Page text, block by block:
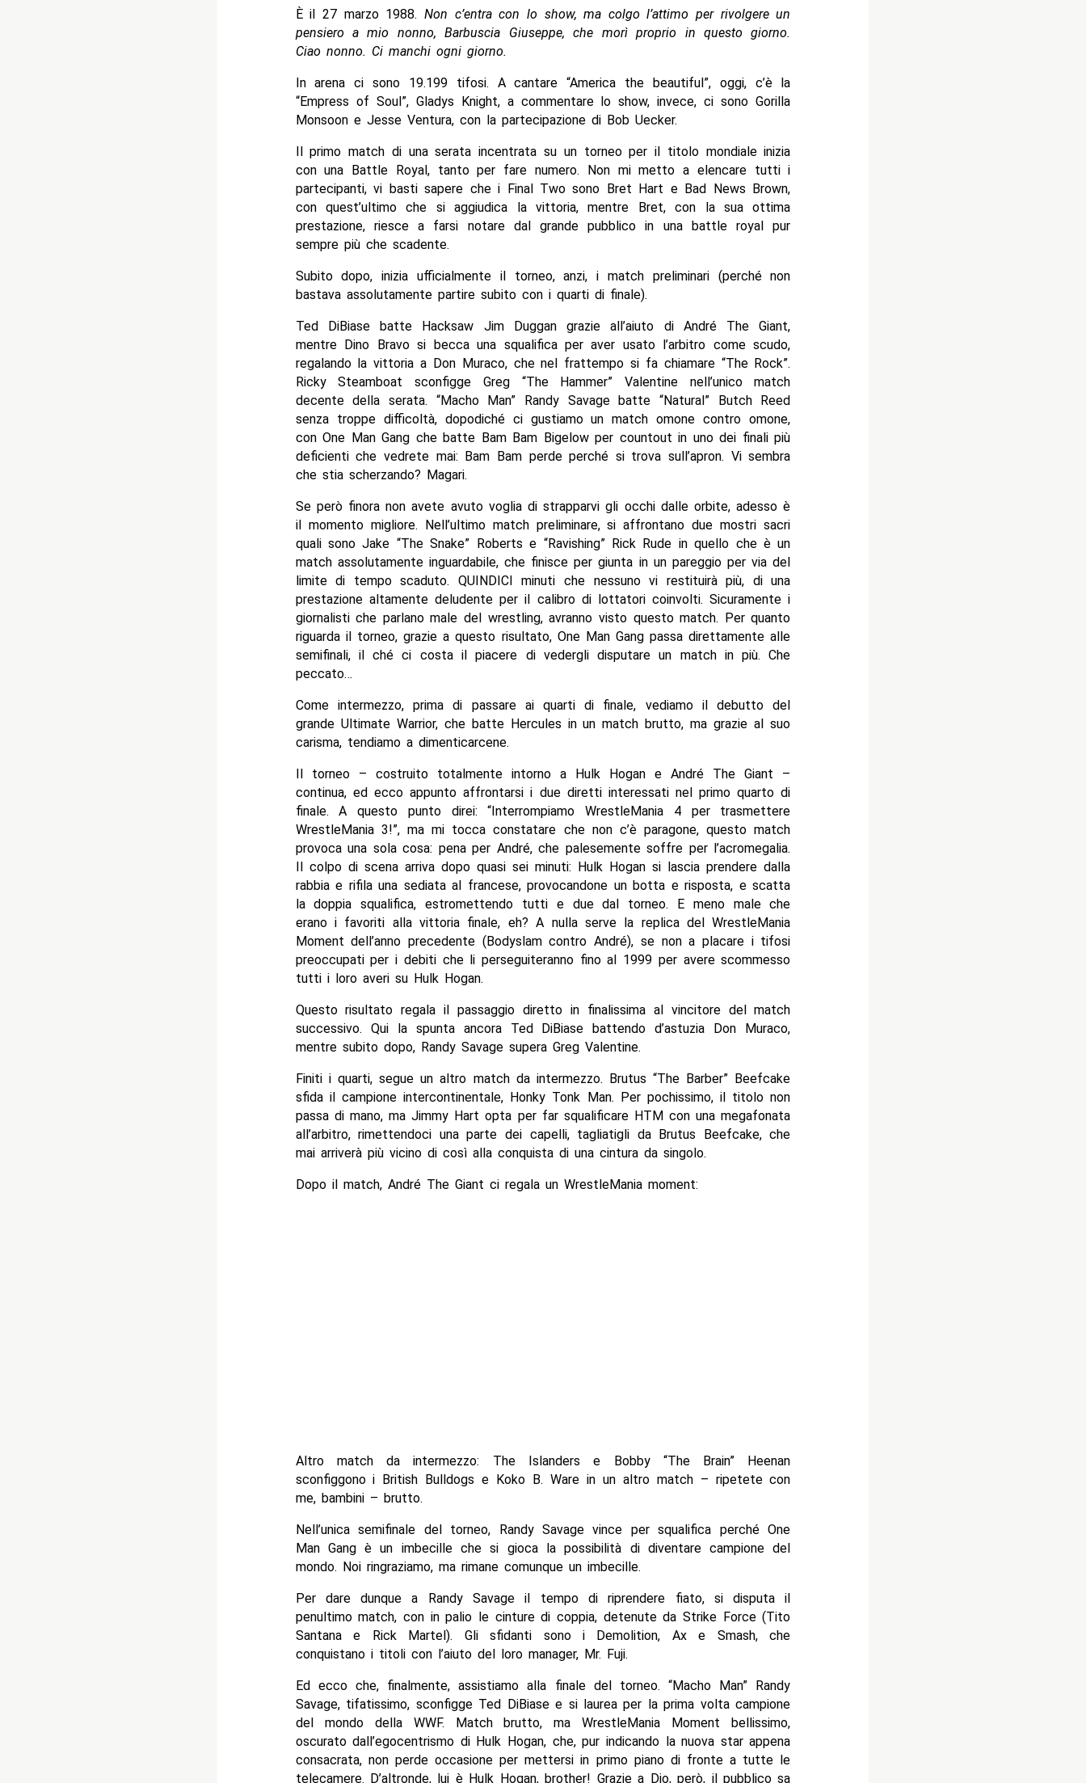
È il 27 marzo 1988. Non c’entra con lo show, ma colgo l’attimo per rivolgere un
pensiero a mio nonno, Barbuscia Giuseppe, che morì proprio in questo giorno.
Ciao nonno. Ci manchi ogni giorno.
In arena ci sono 19.199 tifosi. A cantare “America the beautiful”, oggi, c’è la
“Empress of Soul”, Gladys Knight, a commentare lo show, invece, ci sono Gorilla
Monsoon e Jesse Ventura, con la partecipazione di Bob Uecker.
Il primo match di una serata incentrata su un torneo per il titolo mondiale inizia
con una Battle Royal, tanto per fare numero. Non mi metto a elencare tutti i
partecipanti, vi basti sapere che i Final Two sono Bret Hart e Bad News Brown,
con quest’ultimo che si aggiudica la vittoria, mentre Bret, con la sua ottima
prestazione, riesce a farsi notare dal grande pubblico in una battle royal pur
sempre più che scadente.
Subito dopo, inizia ufficialmente il torneo, anzi, i match preliminari (perché non
bastava assolutamente partire subito con i quarti di finale).
Ted DiBiase batte Hacksaw Jim Duggan grazie all’aiuto di André The Giant,
mentre Dino Bravo si becca una squalifica per aver usato l’arbitro come scudo,
regalando la vittoria a Don Muraco, che nel frattempo si fa chiamare “The Rock”.
Ricky Steamboat sconfigge Greg “The Hammer” Valentine nell’unico match
decente della serata. “Macho Man” Randy Savage batte “Natural” Butch Reed
senza troppe difficoltà, dopodiché ci gustiamo un match omone contro omone,
con One Man Gang che batte Bam Bam Bigelow per countout in uno dei finali più
deficienti che vedrete mai: Bam Bam perde perché si trova sull’apron. Vi sembra
che stia scherzando? Magari.
Se però finora non avete avuto voglia di strapparvi gli occhi dalle orbite, adesso è
il momento migliore. Nell’ultimo match preliminare, si affrontano due mostri sacri
quali sono Jake “The Snake” Roberts e “Ravishing” Rick Rude in quello che è un
match assolutamente inguardabile, che finisce per giunta in un pareggio per via del
limite di tempo scaduto. QUINDICI minuti che nessuno vi restituirà più, di una
prestazione altamente deludente per il calibro di lottatori coinvolti. Sicuramente i
giornalisti che parlano male del wrestling, avranno visto questo match. Per quanto
riguarda il torneo, grazie a questo risultato, One Man Gang passa direttamente alle
semifinali, il ché ci costa il piacere di vedergli disputare un match in più. Che
peccato…
Come intermezzo, prima di passare ai quarti di finale, vediamo il debutto del
grande Ultimate Warrior, che batte Hercules in un match brutto, ma grazie al suo
carisma, tendiamo a dimenticarcene.
Il torneo – costruito totalmente intorno a Hulk Hogan e André The Giant –
continua, ed ecco appunto affrontarsi i due diretti interessati nel primo quarto di
finale. A questo punto direi: “Interrompiamo WrestleMania 4 per trasmettere
WrestleMania 3!”, ma mi tocca constatare che non c’è paragone, questo match
provoca una sola cosa: pena per André, che palesemente soffre per l’acromegalia.
Il colpo di scena arriva dopo quasi sei minuti: Hulk Hogan si lascia prendere dalla
rabbia e rifila una sediata al francese, provocandone un botta e risposta, e scatta
la doppia squalifica, estromettendo tutti e due dal torneo. E meno male che
erano i favoriti alla vittoria finale, eh? A nulla serve la replica del WrestleMania
Moment dell’anno precedente (Bodyslam contro André), se non a placare i tifosi
preoccupati per i debiti che li perseguiteranno fino al 1999 per avere scommesso
tutti i loro averi su Hulk Hogan.
Questo risultato regala il passaggio diretto in finalissima al vincitore del match
successivo. Qui la spunta ancora Ted DiBiase battendo d’astuzia Don Muraco,
mentre subito dopo, Randy Savage supera Greg Valentine.
Finiti i quarti, segue un altro match da intermezzo. Brutus “The Barber” Beefcake
sfida il campione intercontinentale, Honky Tonk Man. Per pochissimo, il titolo non
passa di mano, ma Jimmy Hart opta per far squalificare HTM con una megafonata
all’arbitro, rimettendoci una parte dei capelli, tagliatigli da Brutus Beefcake, che
mai arriverà più vicino di così alla conquista di una cintura da singolo.
Dopo il match, André The Giant ci regala un WrestleMania moment:
Altro match da intermezzo: The Islanders e Bobby “The Brain” Heenan
sconfiggono i British Bulldogs e Koko B. Ware in un altro match – ripetete con
me, bambini – brutto.
Nell’unica semifinale del torneo, Randy Savage vince per squalifica perché One
Man Gang è un imbecille che si gioca la possibilità di diventare campione del
mondo. Noi ringraziamo, ma rimane comunque un imbecille.
Per dare dunque a Randy Savage il tempo di riprendere fiato, si disputa il
penultimo match, con in palio le cinture di coppia, detenute da Strike Force (Tito
Santana e Rick Martel). Gli sfidanti sono i Demolition, Ax e Smash, che
conquistano i titoli con l’aiuto del loro manager, Mr. Fuji.
Ed ecco che, finalmente, assistiamo alla finale del torneo. “Macho Man” Randy
Savage, tifatissimo, sconfigge Ted DiBiase e si laurea per la prima volta campione
del mondo della WWF. Match brutto, ma WrestleMania Moment bellissimo,
oscurato dall’egocentrismo di Hulk Hogan, che, pur indicando la nuova star appena
consacrata, non perde occasione per mettersi in primo piano di fronte a tutte le
telecamere. D’altronde, lui è Hulk Hogan, brother! Grazie a Dio, però, il pubblico sa